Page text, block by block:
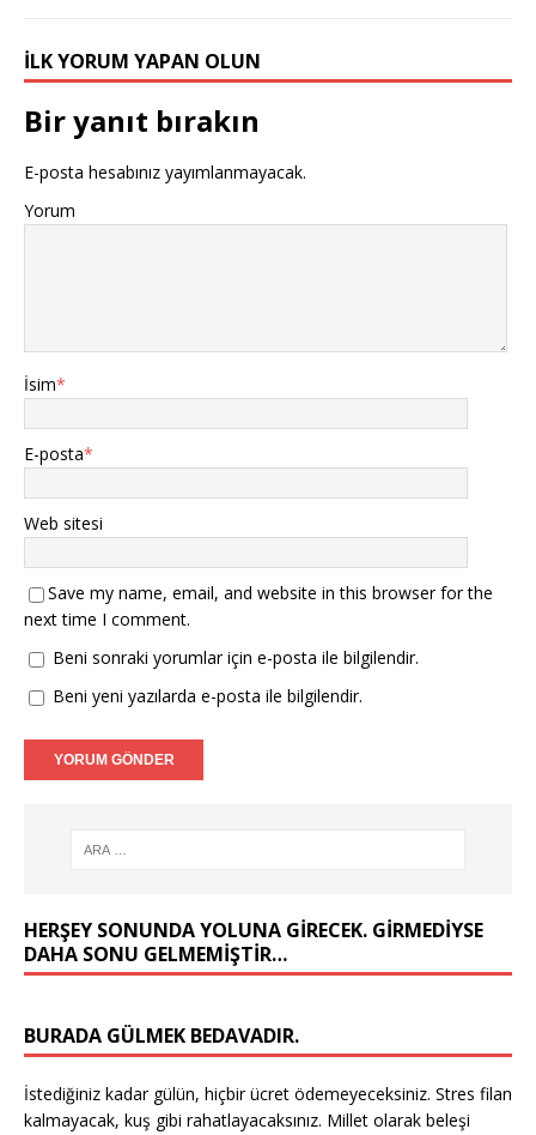
İLK YORUM YAPAN OLUN
Bir yanıt bırakın
E-posta hesabınız yayımlanmayacak.
Yorum
İsim*
E-posta*
Web sitesi
Save my name, email, and website in this browser for the
next time I comment.
Beni sonraki yorumlar için e-posta ile bilgilendir.
Beni yeni yazılarda e-posta ile bilgilendir.
HERŞEY SONUNDA YOLUNA GIRECEK. GIRMEDIYSE
DAHA SONU GELMEMIŞTIR…
BURADA GÜLMEK BEDAVADIR.
İstediğiniz kadar gülün, hiçbir ücret ödemeyeceksiniz. Stres filan
kalmayacak, kuş gibi rahatlayacaksınız. Millet olarak beleşi